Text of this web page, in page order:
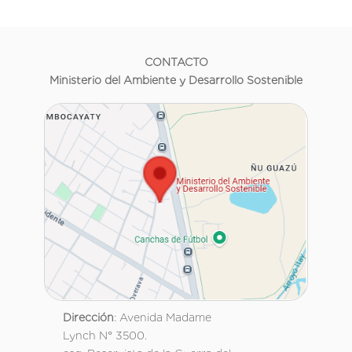
CONTACTO
Ministerio del Ambiente y Desarrollo Sostenible
Dirección: Avenida Madame
Lynch N° 3500.